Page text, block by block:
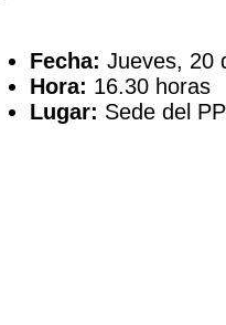
Fecha: Jueves, 20
Hora: 16.30 horas
Lugar: Sede del